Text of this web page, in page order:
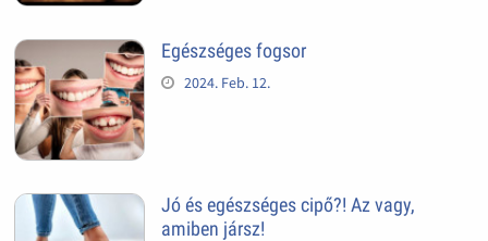
Egészséges fogsor
2024. Feb. 12.
Jó és egészséges cipő?! Az vagy,
amiben jársz!